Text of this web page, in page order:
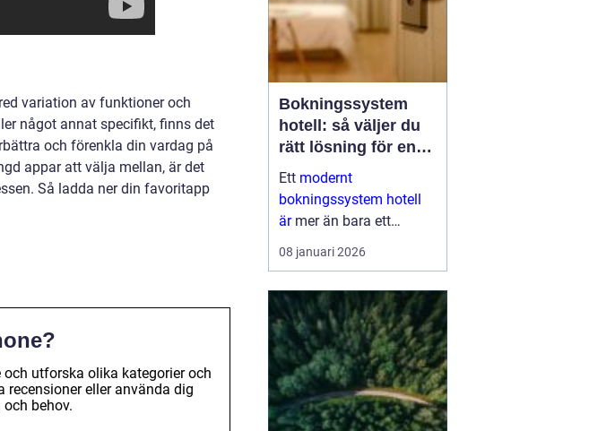
variation av funktioner och
något annat specifikt, finns det
och förenkla din vardag på
appar att välja mellan, är det
Så ladda ner din favoritapp
utforska olika kategorier och
eller använda dig
behov.
som...
Bokningssystem
hotell: så väljer du
rätt lösning för en
modern
gästupplevelse
Ett modernt
bokningssystem hotell
ärmer än bara ett
verktyg för att fylla rum.
För många anläggningar
verksamheten. När
bokni...
08 januari 2026